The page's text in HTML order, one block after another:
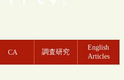
CA 調査研究
English
Articles